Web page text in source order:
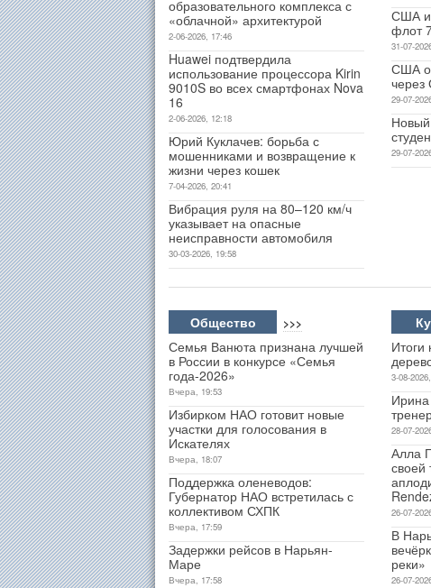
образовательного комплекса с
«облачной» архитектурой
2-06-2026, 17:46
Huawei подтвердила
использование процессора Kirin
9010S во всех смартфонах Nova
16
2-06-2026, 12:18
Юрий Куклачев: борьба с
мошенниками и возвращение к
жизни через кошек
7-04-2026, 20:41
Вибрация руля на 80–120 км/ч
указывает на опасные
неисправности автомобиля
30-03-2026, 19:58
США
флот
31-07-
США
через
29-07-
Новый
29-07-
Общество >>>
Семья Ванюта признана лучшей
в России в конкурсе «Семья
года-2026»
Вчера, 19:53
Избирком НАО готовит новые
участки для голосования в
Искателях
Вчера, 18:07
Поддержка оленеводов:
Губернатор НАО встретилась с
коллективом СХПК
Вчера, 17:59
Задержки рейсов в Нарьян-
Маре
Вчера, 17:58
Итоги
3-08-
28-07-
Алла
своей
26-07-
В
реки»
26-07-